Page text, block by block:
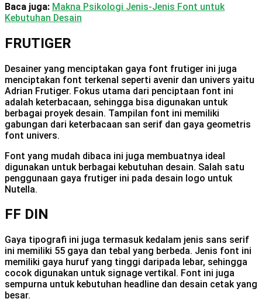
Baca juga: Makna Psikologi Jenis-Jenis Font untuk
Kebutuhan Desain
FRUTIGER
Desainer yang menciptakan gaya font frutiger ini juga
menciptakan font terkenal seperti avenir dan univers yaitu
Adrian Frutiger. Fokus utama dari penciptaan font ini
adalah keterbacaan, sehingga bisa digunakan untuk
berbagai proyek desain. Tampilan font ini memiliki
gabungan dari keterbacaan san serif dan gaya geometris
font univers.
Font yang mudah dibaca ini juga membuatnya ideal
digunakan untuk berbagai kebutuhan desain. Salah satu
penggunaan gaya frutiger ini pada desain logo untuk
Nutella.
FF DIN
Gaya tipografi ini juga termasuk kedalam jenis sans serif
ini memiliki 55 gaya dan tebal yang berbeda. Jenis font ini
memiliki gaya huruf yang tinggi daripada lebar, sehingga
cocok digunakan untuk signage vertikal. Font ini juga
sempurna untuk kebutuhan headline dan desain cetak yang
besar.